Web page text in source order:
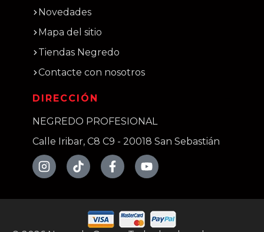
Novedades
Mapa del sitio
Tiendas Negredo
Contacte con nosotros
DIRECCIÓN
NEGREDO PROFESIONAL
Calle Iribar, C8 C9 - 20018 San Sebastián